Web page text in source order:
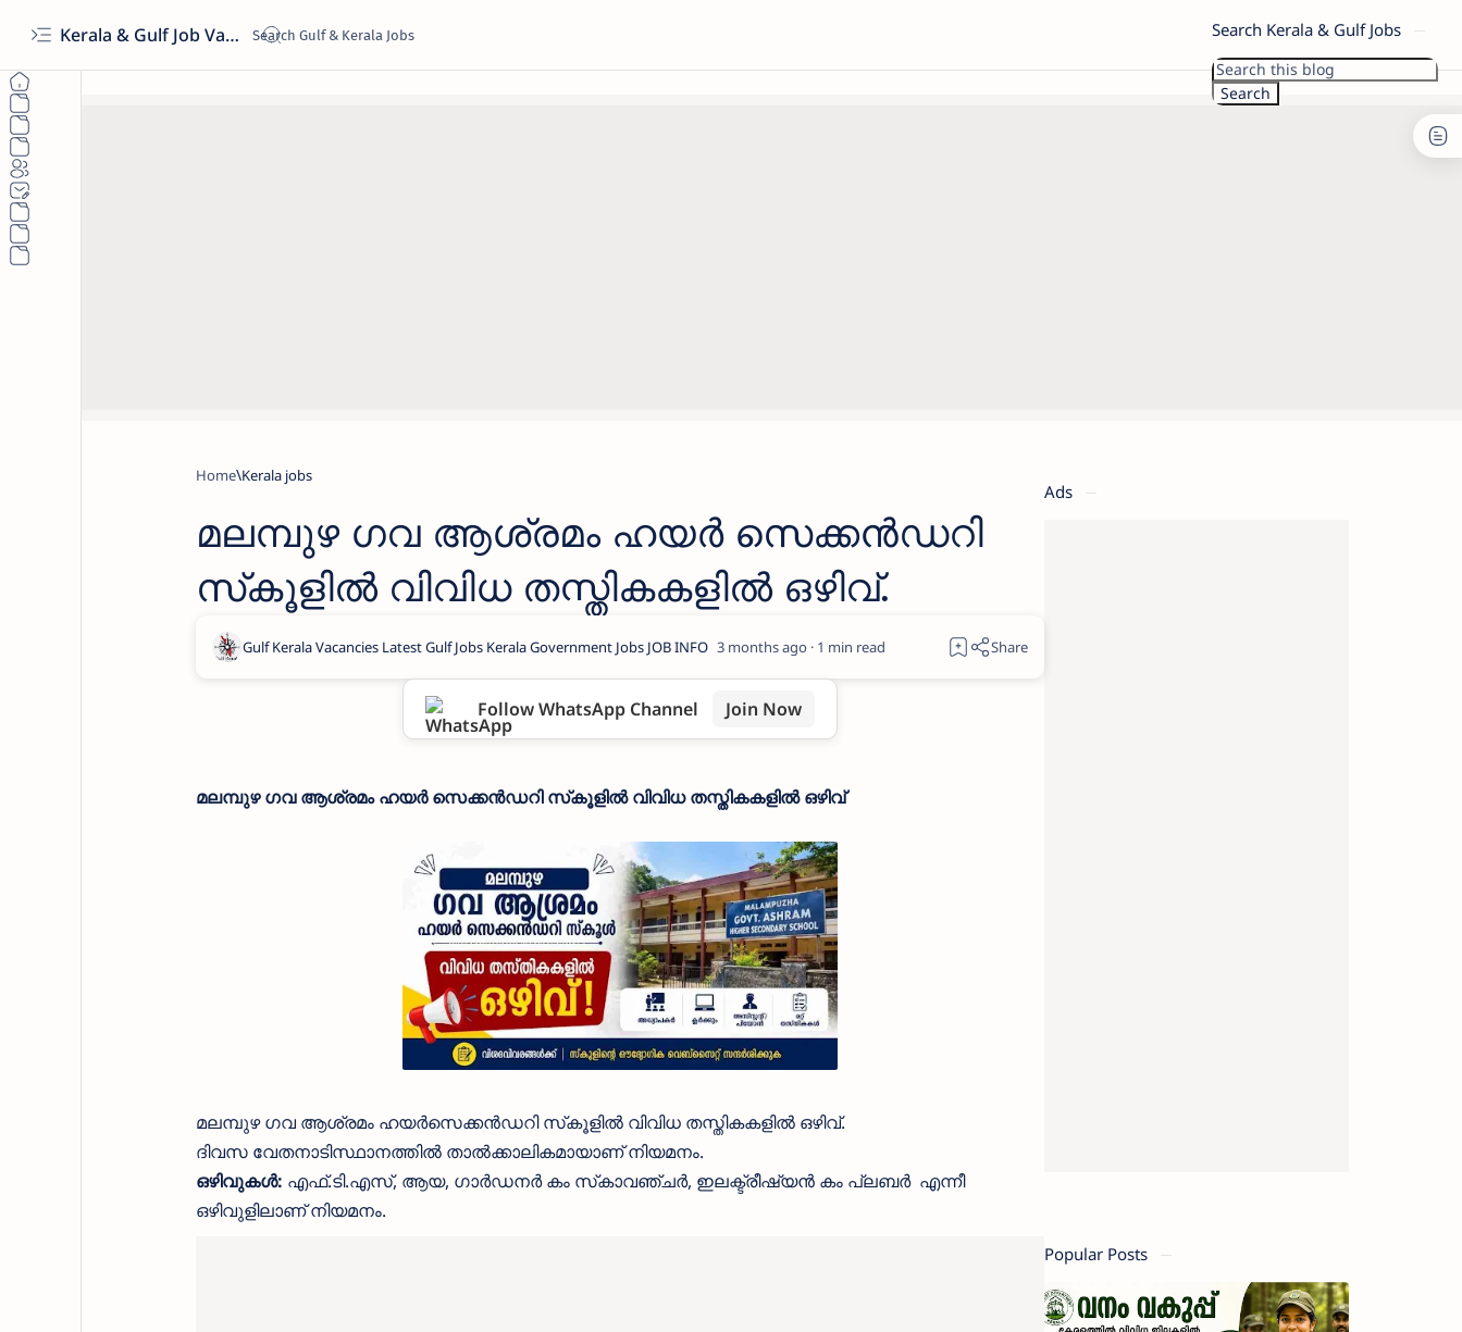
Kerala & Gulf Job Vacancies 2026 | Latest Govt & Private Jobs Search Kerala & Gulf Jobs
Home Kerala jobs
മലമ്പുഴ ഗവ ആശ്രമം ഹയര്‍ സെക്കന്‍ഡറി
സ്‌കൂളില്‍ വിവിധ തസ്തികകളില്‍ ഒഴിവ്.
3 months ago 1
Follow WhatsApp Channel Join Now
മലമ്പുഴ ഗവ ആശ്രമം ഹയര്‍ സെക്കന്‍ഡറി സ്‌കൂളില്‍ വിവിധ തസ്തികകളില്‍ ഒഴിവ്
മലമ്പുഴ ഗവ ആശ്രമം ഹയര്‍സെക്കന്‍ഡറി സ്‌കൂളില്‍ വിവിധ തസ്തികകളില്‍ ഒഴിവ്.
ദിവസ വേതനാടിസ്ഥാനത്തില്‍ താല്‍ക്കാലികമായാണ് നിയമനം.
ഒഴിവുകൾ: എഫ്.ടി.എസ്, ആയ, ഗാര്‍ഡനര്‍ കം സ്‌കാവഞ്ചര്‍, ഇലക്ട്രീഷ്യന്‍ കം പ്ലബര്‍ എന്നീ
ഒഴിവുളിലാണ് നിയമനം.
Ads
Popular Posts